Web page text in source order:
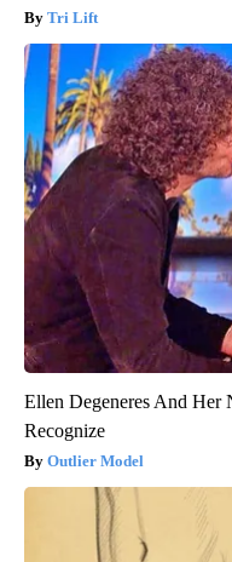
Tri Lift
Ellen Degeneres And Her
Recognize
Outlier Model